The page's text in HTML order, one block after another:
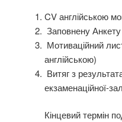
CV англійською
Заповнену
Мотиваційний
англійською)
Витяг з
екзаменаційної-
Кінцевий термін